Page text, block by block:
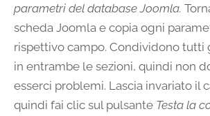
parametri del database Joomla.
scheda Joomla e copia ogni
rispettivo campo. Condividono tutti
in entrambe le sezioni, quindi non
esserci problemi. Lascia invariato il
quindi fai clic sul pulsante Testa la